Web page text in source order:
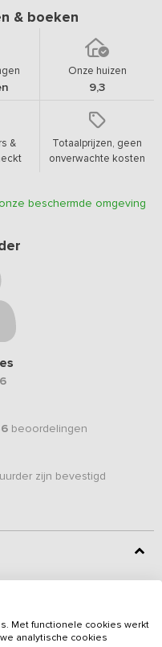
& boeken
Onze huizen
9,3
&
Totaalprijzen, geen
onverwachte kosten
beschermde omgeving
beoordelingen
zijn bevestigd
en Workum vind je
20 personen met 8
beschik je over een
Met functionele cookies werkt
analytische cookies